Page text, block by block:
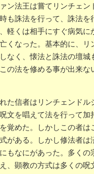
法王は嘗てリンチェン
誅法を行って、誅法を
軽くは相手にすぐ病気
くなった。基本的に、
なく、懐法と誅法の壇
の法を修める事が出来
た信者はリンチェンド
文を唱えて法を行って
覚めた。しかしこの者
がある。しかし修法者
もなにがあった。多く
顕教の方式は多くの呪